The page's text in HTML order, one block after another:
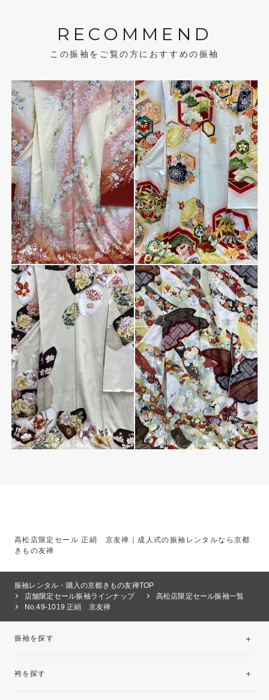
RECOMMEND
この振袖をご覧の方におすすめの振袖
高松店限定セール 正絹 京友禅｜成人式の振袖レンタルなら京都
きもの友禅
振袖レンタル・購入の京都きもの友禅TOP
店舗限定セール振袖ラインナップ
高松店限定セール振袖一覧
No.49-1019 正絹 京友禅
振袖を探す
袴を探す